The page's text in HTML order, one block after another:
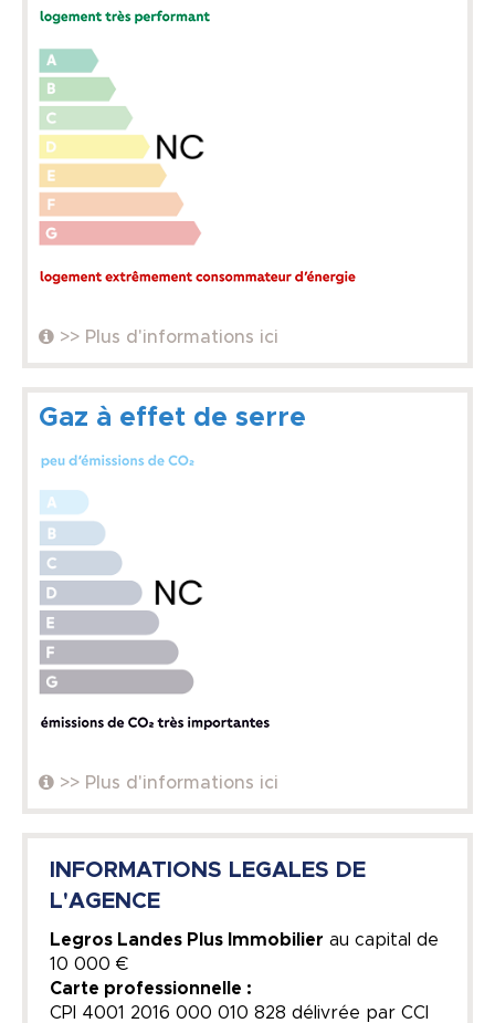
>> Plus d'informations ici
Gaz à effet de serre
>> Plus d'informations ici
INFORMATIONS LEGALES DE
L'AGENCE
Legros Landes Plus Immobilier au capital de
10 000 €
Carte professionnelle :
CPI 4001 2016 000 010 828 délivrée par CCI